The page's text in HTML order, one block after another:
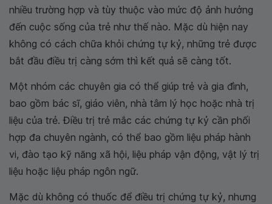
nhiều trường hợp và tùy thuộc vào mức độ ảnh hưởng
đến cuộc sống của trẻ như thế nào. Mặc dù hiện nay
không có cách chữa khỏi chứng tự kỷ, những trẻ được
bắt đầu điều trị càng sớm thì kết quả sẽ càng tốt.
Một nhóm các chuyên gia có thể giúp trẻ và gia đình,
bao gồm bác sĩ, giáo viên, nhà tâm lý học hoặc nhà trị
liệu của trẻ. Điều trị trẻ mắc các chứng tự kỷ cần phối
hợp đa chuyên ngành, có thể bao gồm liệu pháp hành
vi, đào tạo kỹ năng xã hội, liệu pháp vận động, vật lý trị
liệu hoặc liệu pháp ngôn ngữ.
Mặc dù không có thuốc để điều trị chứng tự kỷ, nhưng